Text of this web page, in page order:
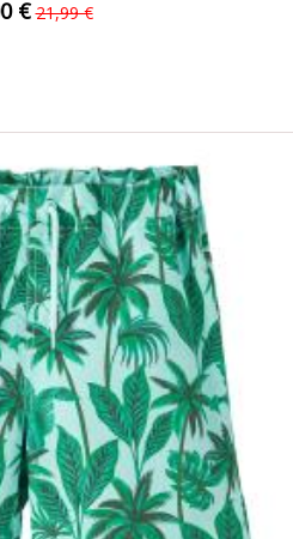
€ 21,99 €